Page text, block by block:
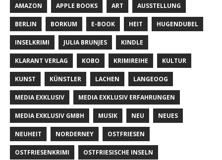
AMAZON APPLE BOOKS ART AUSSTELLUNG
BERLIN BORKUM E-BOOK HEIT HUGENDUBEL
INSELKRIMI JULIA BRUNJES KINDLE
KLARANT VERLAG KOBO KRIMIREIHE KULTUR
KUNST KÜNSTLER LACHEN LANGEOOG
MEDIA EXKLUSIV MEDIA EXKLUSIV ERFAHRUNGEN
MEDIA EXKLUSIV GMBH MUSIK NEU NEUES
NEUHEIT NORDERNEY OSTFRIESEN
OSTFRIESENKRIMI OSTFRIESISCHE INSELN